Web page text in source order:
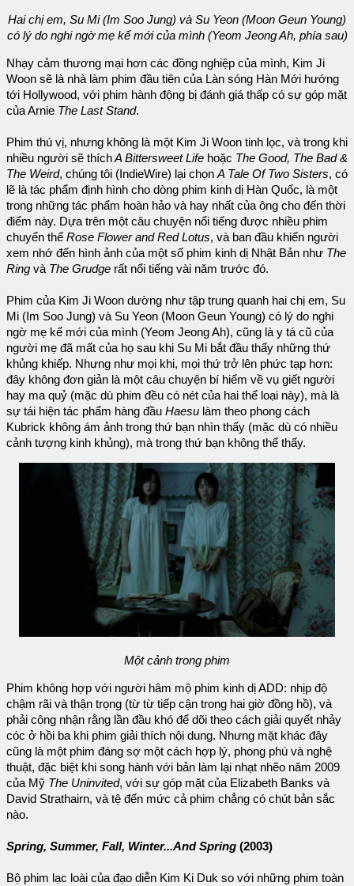
Hai chị em, Su Mi (Im Soo Jung) và Su Yeon (Moon Geun Young)
có lý do nghi ngờ mẹ kế mới của mình (Yeom Jeong Ah, phía sau)
Nhạy cảm thương mại hơn các đồng nghiệp của mình, Kim Ji
Woon sẽ là nhà làm phim đầu tiên của Làn sóng Hàn Mới hướng
tới Hollywood, với phim hành động bị đánh giá thấp có sự góp mặt
của Arnie The Last Stand.
Phim thú vị, nhưng không là một Kim Ji Woon tinh lọc, và trong khi
nhiều người sẽ thíchA Bittersweet Life hoặc The Good, The Bad &
The Weird, chúng tôi (IndieWire) lại chọn A Tale Of Two Sisters, có
lẽ là tác phẩm định hình cho dòng phim kinh dị Hàn Quốc, là một
trong những tác phẩm hoàn hảo và hay nhất của ông cho đến thời
điểm này. Dựa trên một câu chuyện nổi tiếng được nhiều phim
chuyển thể Rose Flower and Red Lotus, và ban đầu khiến người
xem nhớ đến hình ảnh của một số phim kinh dị Nhật Bản như The
Ring và The Grudge rất nổi tiếng vài năm trước đó.
Phim của Kim Ji Woon dường như tập trung quanh hai chị em, Su
Mi (Im Soo Jung) và Su Yeon (Moon Geun Young) có lý do nghi
ngờ mẹ kế mới của mình (Yeom Jeong Ah), cũng là y tá cũ của
người mẹ đã mất của họ sau khi Su Mi bắt đầu thấy những thứ
khủng khiếp. Nhưng như mọi khi, mọi thứ trở lên phức tạp hơn:
đây không đơn giản là một câu chuyện bí hiểm về vụ giết người
hay ma quỷ (mặc dù phim đều có nét của hai thể loại này), mà là
sự tái hiện tác phẩm hàng đầu Haesu làm theo phong cách
Kubrick không ám ảnh trong thứ bạn nhìn thấy (mặc dù có nhiều
cảnh tượng kinh khủng), mà trong thứ bạn không thể thấy.
Một cảnh trong phim
Phim không hợp với người hâm mộ phim kinh dị ADD: nhịp độ
chậm rãi và thận trọng (từ từ tiếp cận trong hai giờ đồng hồ), và
phải công nhận rằng lần đầu khó để dõi theo cách giải quyết nhảy
cóc ở hồi ba khi phim giải thích nội dung. Nhưng mặt khác đây
cũng là một phim đáng sợ một cách hợp lý, phong phú và nghệ
thuật, đặc biệt khi song hành với bản làm lại nhạt nhẽo năm 2009
của Mỹ The Uninvited, với sự góp mặt của Elizabeth Banks và
David Strathairn, và tệ đến mức cả phim chẳng có chút bản sắc
nào.
Spring, Summer, Fall, Winter...And Spring (2003)
Bộ phim lạc loài của đạo diễn Kim Ki Duk so với những phim toàn